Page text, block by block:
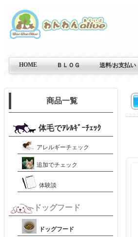
HOME ＢＬＯＧ 送料/お支払い
商品一覧
体毛でｱﾚﾙｷﾞｰﾁｪｯｸ
アレルギーチェック
追加でチェック
体験談
ドッグフード
ドッグフード